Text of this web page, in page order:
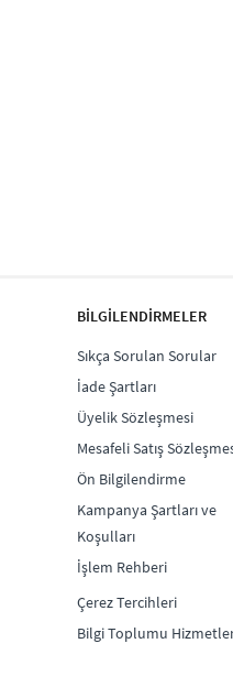
BİLGİLENDİRMELER
Sıkça Sorulan Sorular
İade Şartları
Üyelik Sözleşmesi
Mesafeli Satış
Ön Bilgilendirme
Kampanya Şartları ve
Koşulları
İşlem Rehberi
Çerez Tercihleri
Bilgi Toplumu